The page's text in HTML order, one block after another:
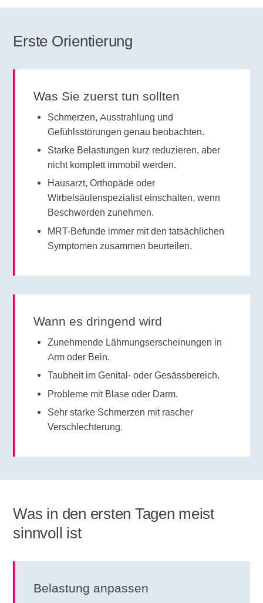
Erste Orientierung
Was Sie zuerst tun sollten
Schmerzen, Ausstrahlung und
Gefühlsstörungen genau beobachten.
Starke Belastungen kurz reduzieren, aber
nicht komplett immobil werden.
Hausarzt, Orthopäde oder
Wirbelsäulenspezialist einschalten, wenn
Beschwerden zunehmen.
MRT-Befunde immer mit den tatsächlichen
Symptomen zusammen beurteilen.
Wann es dringend wird
Zunehmende Lähmungserscheinungen in
Arm oder Bein.
Taubheit im Genital- oder Gesässbereich.
Probleme mit Blase oder Darm.
Sehr starke Schmerzen mit rascher
Verschlechterung.
Was in den ersten Tagen meist
sinnvoll ist
Belastung anpassen